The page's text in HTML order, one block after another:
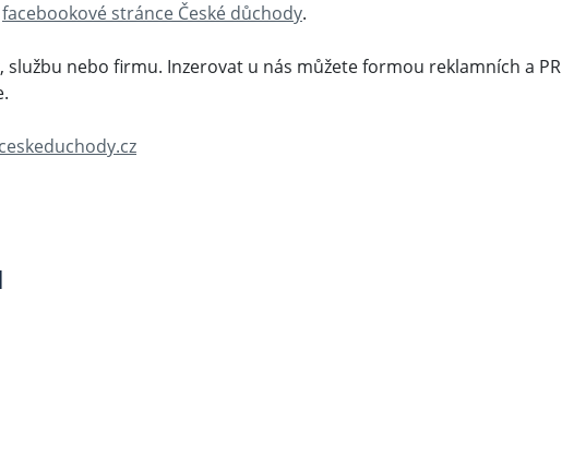
facebookové stránce České důchody.
nebo firmu. Inzerovat u nás můžete formou reklamních a PR